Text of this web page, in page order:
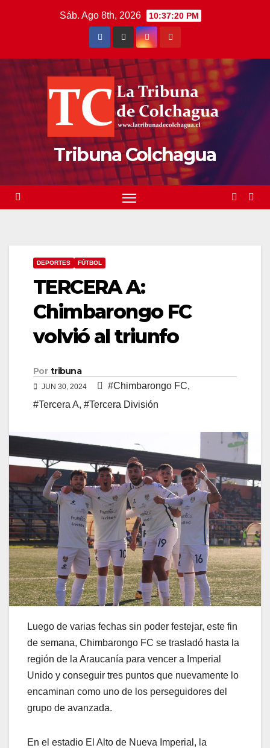
Sáb. Ago 8th, 2026 10:37:21 PM
Tribuna Colchagua
DEPORTES FÚTBOL
TERCERA A:
Chimbarongo FC
volvió al triunfo
Por tribuna
JUN 30, 2024 #Chimbarongo FC,
#Tercera A, #Tercera División
Luego de varias fechas sin poder festejar, este fin
de semana, Chimbarongo FC se trasladó hasta la
región de la Araucanía para vencer a Imperial
Unido y conseguir tres puntos que nuevamente lo
encaminan como uno de los perseguidores del
grupo de avanzada.
En el estadio El Alto de Nueva Imperial, la